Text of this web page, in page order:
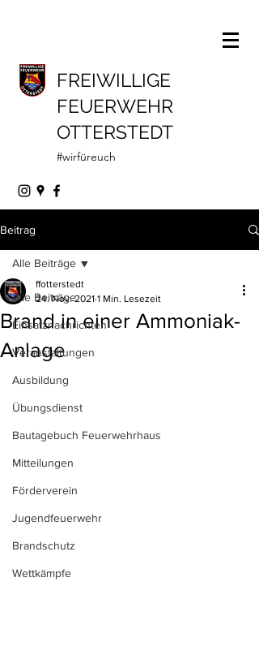
FREIWILLIGE
FEUERWEHR
OTTERSTEDT
#wirfüreuch
Beitrag
Alle Beiträge
Einsatznachrichten
Veranstaltungen
Ausbildung
Übungsdienst
Bautagebuch Feuerwehrhaus
Mitteilungen
Förderverein
Jugendfeuerwehr
Brandschutz
Wettkämpfe
Alle Beiträge
Brand in einer Ammoniak-
Anlage
ffotterstedt
24. Nov. 2021 1 Min. Lesezeit